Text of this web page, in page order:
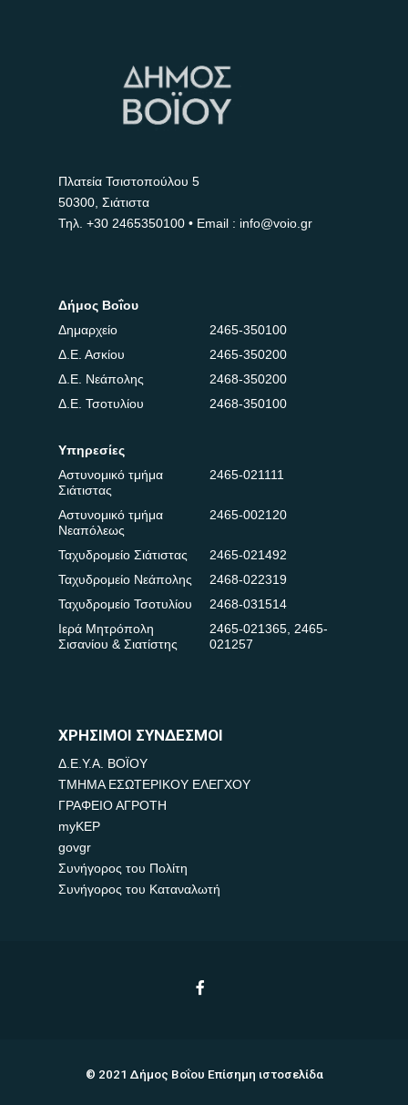
Πλατεία Τσιστοπούλου 5
50300, Σιάτιστα
Τηλ. +30 2465350100 • Email : info@voio.gr
Δήμος Βοΐου
Δημαρχείο
2465-350100
Δ.Ε. Ασκίου
2465-350200
Δ.Ε. Νεάπολης
2468-350200
Δ.Ε. Τσοτυλίου
2468-350100
Υπηρεσίες
Αστυνομικό τμήμα
Σιάτιστας
2465-021111
Αστυνομικό τμήμα
Νεαπόλεως
2465-002120
Ταχυδρομείο Σιάτιστας
2465-021492
Ταχυδρομείο Νεάπολης
2468-022319
Ταχυδρομείο Τσοτυλίου
2468-031514
Ιερά Μητρόπολη
Σισανίου & Σιατίστης
2465-021365, 2465-
021257
ΧΡΗΣΙΜΟΙ ΣΥΝΔΕΣΜΟΙ
Δ.Ε.Υ.Α. ΒΟΪΟΥ
ΤΜΗΜΑ ΕΣΩΤΕΡΙΚΟΥ ΕΛΕΓΧΟΥ
ΓΡΑΦΕΙΟ ΑΓΡΟΤΗ
myKEP
govgr
Συνήγορος του Πολίτη
Συνήγορος του Καταναλωτή
© 2021 Δήμος Βοΐου Επίσημη ιστοσελίδα